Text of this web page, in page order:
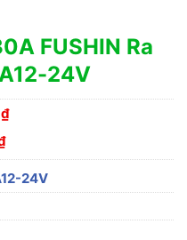
FUSHIN Ra
24V
₫
24V